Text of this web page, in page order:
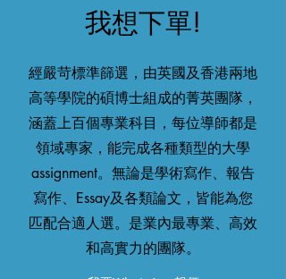
​我想下單!
經嚴苛標準篩選，由英國及香港兩地
高等學院的碩博士組成的菁英團隊，
涵蓋上百個專業科目，每位導師都是
領域專家，能完成各種類型的大學
assignment。無論是學術寫作、報告
寫作、Essay及各類論文，皆能為您
匹配合適人選。是業內最專業、高效
和高實力的團隊。